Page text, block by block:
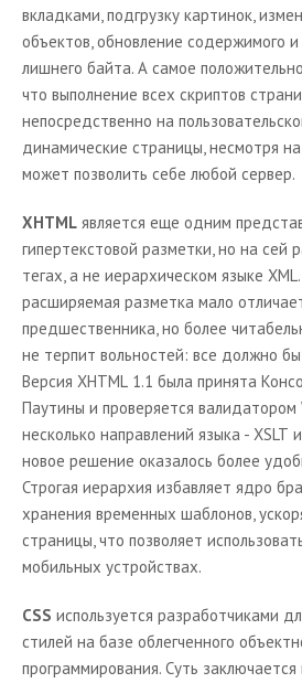
вкладками, подгрузку картинок,
объектов, обновление содержимого и
лишнего байта. А самое
что выполнение всех скриптов
непосредственно на
динамические страницы, несмотря
может позволить себе любой сервер.
XHTML является еще одним
гипертекстовой разметки, но на сей
тегах, а не иерархическом языке XML
расширяемая разметка мало
предшественника, но более
не терпит вольностей: все должно
Версия XHTML 1.1 была принята
Паутины и проверяется валидатором
несколько направлений языка - XSLT и
новое решение оказалось более
Строгая иерархия избавляет ядро
хранения временных шаблонов,
страницы, что позволяет
мобильных устройствах.
CSS используется разработчиками
стилей на базе облегченного
программирования. Суть